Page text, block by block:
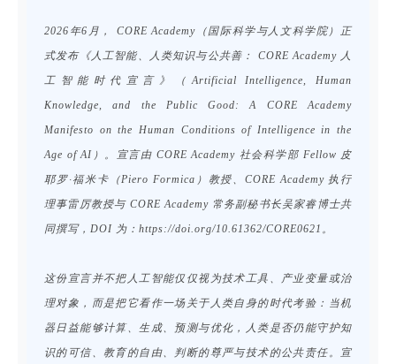
2026年6月， CORE Academy（国际科学与人文科学院）正
式发布《人工智能、人类知识与公共善： CORE Academy 人
工智能时代宣言》（Artificial Intelligence, Human
Knowledge, and the Public Good: A CORE Academy
Manifesto on the Human Conditions of Intelligence in the
Age of AI）。宣言由 CORE Academy 社会科学部 Fellow 皮
耶罗·福米卡（Piero Formica）教授、CORE Academy 执行
理事雷厉教授与 CORE Academy 常务副秘书长吴家睿博士共
同撰写，DOI 为：https://doi.org/10.61362/CORE0621。
这份宣言并不把人工智能仅仅视为技术工具、产业变量或治
理对象，而是把它看作一场关于人类自身的时代考验：当机
器日益能够计算、生成、预测与优化，人类是否仍能守护知
识的可信、教育的自由、判断的尊严与技术的公共责任。宣